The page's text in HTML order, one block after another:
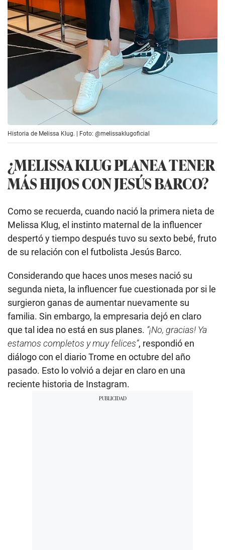
Historia de Melissa Klug. | Foto: @melissaklugoficial
¿MELISSA KLUG PLANEA TENER
MÁS HIJOS CON JESÚS BARCO?
Como se recuerda, cuando nació la primera nieta de
Melissa Klug, el instinto maternal de la influencer
despertó y tiempo después tuvo su sexto bebé, fruto
de su relación con el futbolista Jesús Barco.
Considerando que haces unos meses nació su
segunda nieta, la influencer fue cuestionada por si le
surgieron ganas de aumentar nuevamente su
familia. Sin embargo, la empresaria dejó en claro
que tal idea no está en sus planes. “¡No, gracias! Ya
estamos completos y muy felices”, respondió en
diálogo con el diario Trome en octubre del año
pasado. Esto lo volvió a dejar en claro en una
reciente historia de Instagram.